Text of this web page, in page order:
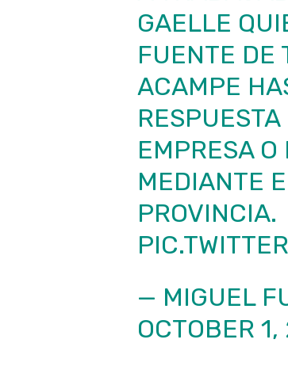
GAELLE
FUENTE DE
ACAMPE
EMPRESA
MEDIANTE
PROVINCIA.
— MIGUEL
OCTOBER